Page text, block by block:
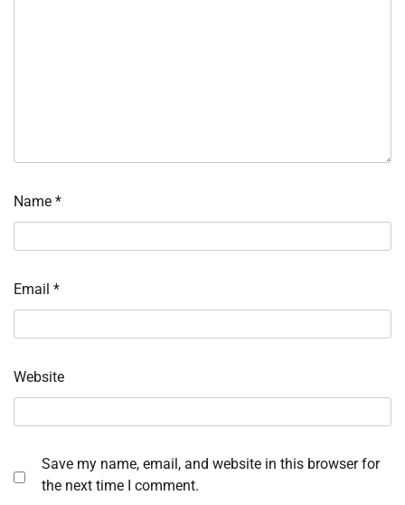
Name *
Email *
Website
Save my name, email, and website in this browser for
the next time I comment.